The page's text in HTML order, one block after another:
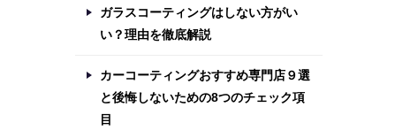
ガラスコーティングはしない方がい
い？理由を徹底解説
カーコーティングおすすめ専門店９選
と後悔しないための8つのチェック項
目